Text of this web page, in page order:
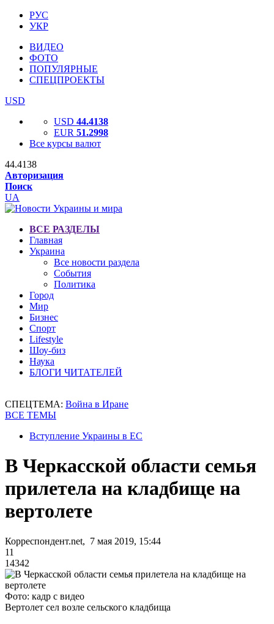
РУС
УКР
ВИДЕО
ФОТО
ПОПУЛЯРНЫЕ
СПЕЦПРОЕКТЫ
USD
USD 44.4138
EUR 51.2998
Все курсы валют
44.4138
Авторизация
Поиск
UA
ВСЕ РАЗДЕЛЫ
Главная
Украина
Все новости раздела
События
Политика
Город
Мир
Бизнес
Спорт
Lifestyle
Шоу-биз
Наука
БЛОГИ ЧИТАТЕЛЕЙ
СПЕЦТЕМА: Война в Иране
ВСЕ ТЕМЫ
Вступление Украины в ЕС
В Черкасской области семья
прилетела на кладбище на
вертолете
Корреспондент.net, 7 мая 2019, 15:44
11
14342
Фото: кадр с видео
Вертолет сел возле сельского кладбища